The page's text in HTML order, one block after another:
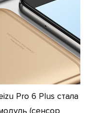
Pro 6 Plus стала
(сенсор